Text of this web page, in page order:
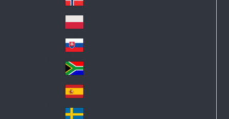
a
nd
s
Ze
ala
nd
No
rw
ay
Pol
an
d
Slo
va
kia
So
uth
Af
Sp